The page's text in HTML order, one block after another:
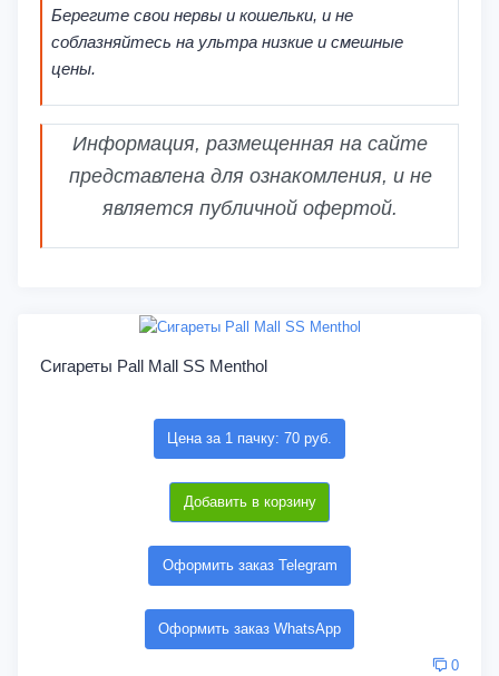
Берегите свои нервы и кошельки, и не
соблазняйтесь на ультра низкие и смешные
цены.
Информация, размещенная на сайте
представлена для ознакомления, и не
является публичной офертой.
Сигареты Pall Mall SS Menthol
Цена за 1 пачку: 70 руб.
Добавить в корзину
Оформить заказ Telegram
Оформить заказ WhatsApp
0